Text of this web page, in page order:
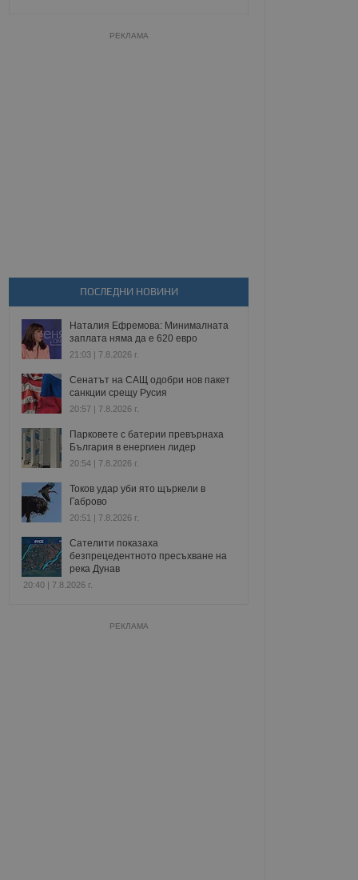
РЕКЛАМА
ПОСЛЕДНИ НОВИНИ
Наталия Ефремова: Минималната
заплата няма да е 620 евро
21:03 | 7.8.2026 г.
Сенатът на САЩ одобри нов пакет
санкции срещу Русия
20:57 | 7.8.2026 г.
Парковете с батерии превърнаха
България в енергиен лидер
20:54 | 7.8.2026 г.
Токов удар уби ято щъркели в
Габрово
20:51 | 7.8.2026 г.
Сателити показаха
безпрецедентното пресъхване на
река Дунав
20:40 | 7.8.2026 г.
РЕКЛАМА